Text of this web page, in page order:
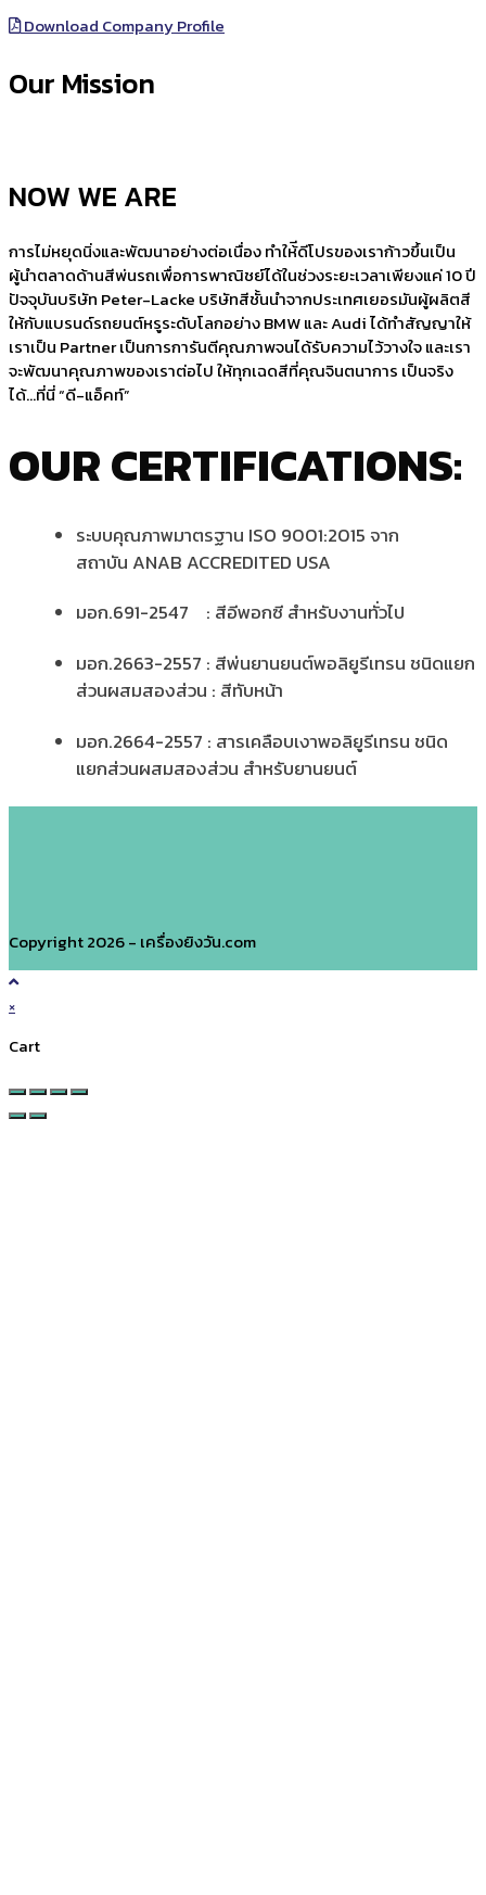
Download Company Profile
Our Mission
NOW WE ARE
การไม่หยุดนิ่งและพัฒนาอย่างต่อเนื่อง ทำให้ีดีโปรของเราก้าวขึ้นเป็น
ผู้นำตลาดด้านสีพ่นรถเพื่อการพาณิชย์ได้ในช่วงระยะเวลาเพียงแค่ 10 ปี
ปัจจุบันบริษัท Peter-Lacke บริษัทสีชั้นนำจากประเทศเยอรมันผู้ผลิตสี
ให้กับแบรนด์รถยนต์หรูระดับโลกอย่าง BMW และ Audi ได้ทำสัญญาให้
เราเป็น Partner เป็นการการันตีคุณภาพจนได้รับความไว้วางใจ และเรา
จะพัฒนาคุณภาพของเราต่อไป ให้ทุกเฉดสีที่คุณจินตนาการ เป็นจริง
ได้…ที่นี่ “ดี-แอ็คท์”
OUR CERTIFICATIONS:
ระบบคุณภาพมาตรฐาน ISO 9001:2015 จาก
สถาบัน ANAB ACCREDITED USA
มอก.691-2547 : สีอีพอกซี สำหรับงานทั่วไป
มอก.2663-2557 : สีพ่นยานยนต์พอลิยูรีเทรน ชนิดแยก
ส่วนผสมสองส่วน : สีทับหน้า
มอก.2664-2557 : สารเคลือบเงาพอลิยูรีเทรน ชนิด
แยกส่วนผสมสองส่วน สำหรับยานยนต์
Copyright 2026 - เครื่องยิงวัน.com
×
Cart